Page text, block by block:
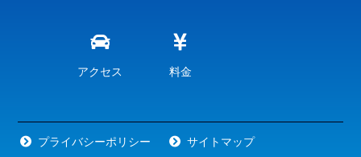
アクセス 料金
プライバシーポリシー サイトマップ